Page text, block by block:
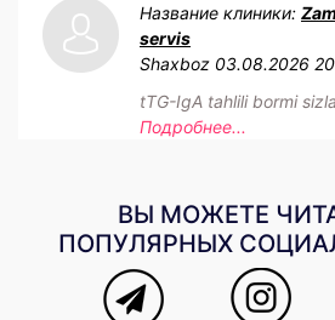
Название клиники:
servis
Shaxboz 03.08.2026
tTG-IgA tahlili bormi
Подробнее...
ВЫ МОЖЕТЕ
ПОПУЛЯРНЫХ